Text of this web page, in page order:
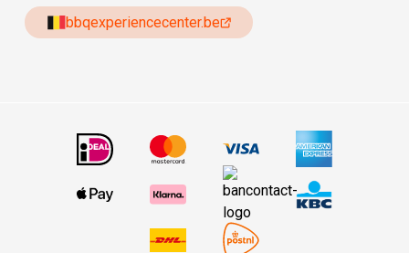
bbqexperiencecenter.be